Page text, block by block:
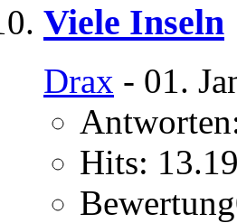
Viele Inseln
Drax - 01.
Hits: